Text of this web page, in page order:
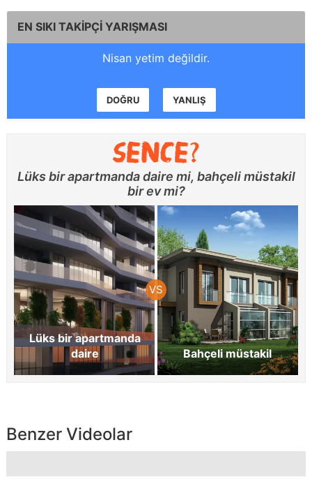
EN SIKI TAKİPÇİ YARIŞMASI
Nisan yetim değildir.
DOĞRU YANLIŞ
Lüks bir apartmanda daire mi, bahçeli müstakil
bir ev mi?
Lüks bir apartmanda
daire
Bahçeli müstakil
Benzer Videolar